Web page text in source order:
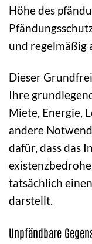
Höhe des
und regelmäßig
Dieser
Ihre
Miete, Energie,
andere
dafür, dass das
tatsächlich
darstellt.
Unpfändbare